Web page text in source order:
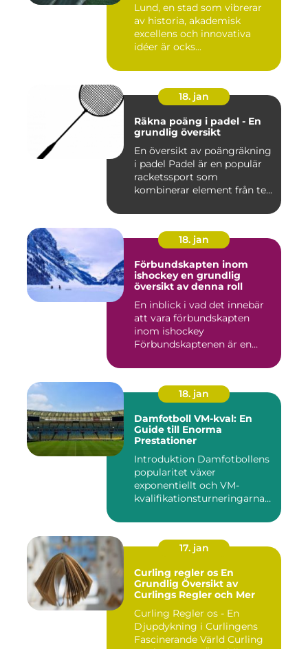
Lund, en stad som vibrerar
av historia, akademisk
excellens och innovativa
idéer är ocks...
18. jan
Räkna poäng i padel - En
grundlig översikt
En översikt av poängräkning
i padel Padel är en populär
racketssport som
kombinerar element från te...
18. jan
Förbundskapten inom
ishockey en grundlig
översikt av denna roll
En inblick i vad det innebär
att vara förbundskapten
inom ishockey
Förbundskaptenen är en
18. jan
Damfotboll VM-kval: En
Guide till Enorma
Prestationer
Introduktion Damfotbollens
popularitet växer
exponentiellt och VM-
kvalifikationsturneringarna
17. jan
Curling regler os En
Grundlig Översikt av
Curlings Regler och Mer
Curling Regler os - En
Djupdykning i Curlingens
Fascinerande Värld Curling